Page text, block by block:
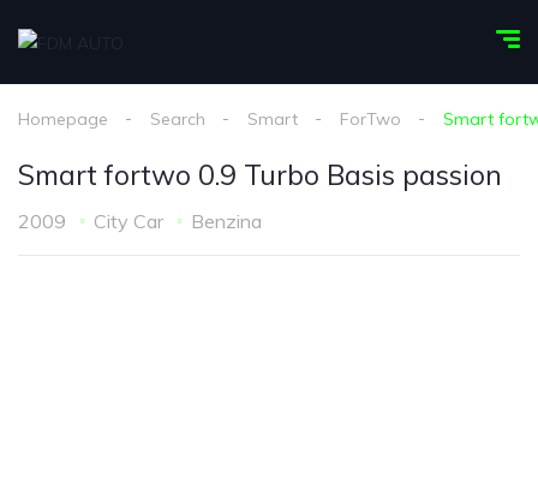
Homepage Search Smart ForTwo Smart
Smart fortwo 0.9 Turbo Basis passion
2009 City Car Benzina